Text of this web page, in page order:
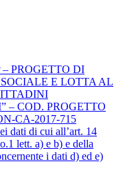
PROGETTO DI
E LOTTA AL
– COD. PROGETTO
CA-2017-715
dati di cui all’art. 14
lett. a) e b) e della
i dati d) ed e)